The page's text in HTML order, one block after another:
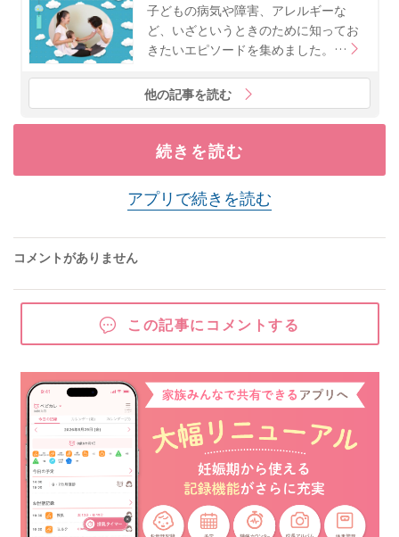
子どもの病気や障害、アレルギーな
ど、いざというときのために知ってお
きたいエピソードを集めました。…
他の記事を読む
続きを読む
アプリで続きを読む
コメントがありません
この記事にコメントする